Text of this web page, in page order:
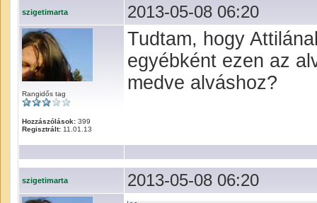
szigetimarta 2013-05-08 06:20
Rangidős tag
Hozzászólások: 399
Regisztrált: 11.01.13
Tudtam, hogy
egyébként ezen az
medve alváshoz?
szigetimarta 2013-05-08 06:20